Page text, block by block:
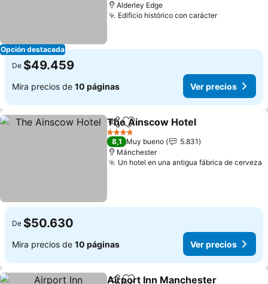
Opción destacada
Alderley Edge
Edificio histórico con carácter
De $49.459
Mira precios de 10 páginas Ver precios
Compartir
Agregar a favoritos
The Ainscow Hotel
4 Estrellas
8,1 Muy bueno
5.831
Mánchester
Un hotel en una antigua fábrica de cerveza
De $50.630
Mira precios de 10 páginas Ver precios
Airport Inn Manchester